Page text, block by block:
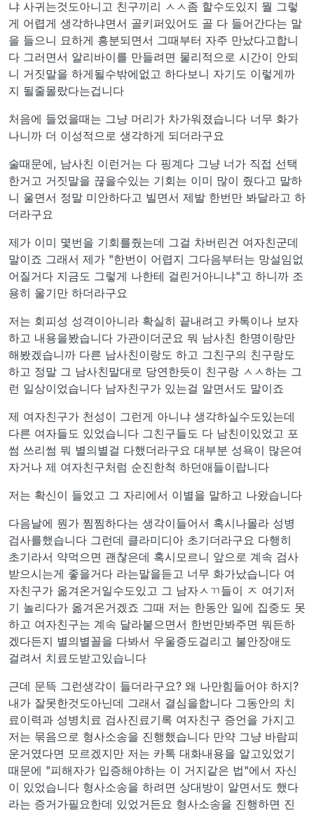
냐 사귀는것도아니고 친구끼리 ㅅㅅ좀 할수도있지 뭘 그렇
게 어렵게 생각하냐면서 골키퍼있어도 골 다 들어간다는 말
을 들으니 묘하게 흥분되면서 그때부터 자주 만났다고합니
다 그러면서 알리바이를 만들려면 물리적으로 시간이 안되
니 거짓말을 하게될수밖에없고 하다보니 자기도 이렇게까
지 될줄몰랐다는겁니다
처음에 들었을때는 그냥 머리가 차가워졌습니다 너무 화가
나니까 더 이성적으로 생각하게 되더라구요
술때문에, 남사친 이런거는 다 핑계다 그냥 너가 직접 선택
한거고 거짓말을 끊을수있는 기회는 이미 많이 줬다고 말하
니 울면서 정말 미안하다고 빌면서 제발 한번만 봐달라고 하
더라구요
제가 이미 몇번을 기회를줬는데 그걸 차버린건 여자친군데
말이죠 그래서 제가 "한번이 어렵지 그다음부터는 망설임없
어질거다 지금도 그렇게 나한테 걸린거아니냐"고 하니까 조
용히 울기만 하더라구요
저는 회피성 성격이아니라 확실히 끝내려고 카톡이나 보자
하고 내용을봤습니다 가관이더군요 뭐 남사친 한명이랑만
해봤겠습니까 다른 남사친이랑도 하고 그친구의 친구랑도
하고 정말 그 남사친말대로 당연한듯이 친구랑 ㅅㅅ하는 그
런 일상이었습니다 남자친구가 있는걸 알면서도 말이죠
제 여자친구가 천성이 그런게 아니냐 생각하실수도있는데
다른 여자들도 있었습니다 그친구들도 다 남친이있었고 포
썸 쓰리썸 뭐 별의별걸 다했더라구요 대부분 성욕이 많은여
자거나 제 여자친구처럼 순진한척 하던애들이랍니다
저는 확신이 들었고 그 자리에서 이별을 말하고 나왔습니다
다음날에 뭔가 찜찜하다는 생각이들어서 혹시나몰라 성병
검사를했습니다 그런데 클라미디아 초기더라구요 다행히
초기라서 약먹으면 괜찮은데 혹시모르니 앞으로 계속 검사
받으시는게 좋을거다 라는말을듣고 너무 화가났습니다 여
자친구가 옮겨온거일수도있고 그 남자ㅅㄲ들이 ㅈ 여기저
기 놀리다가 옮겨온거겠죠 그때 저는 한동안 일에 집중도 못
하고 여자친구는 계속 달라붙으면서 한번만봐주면 뭐든하
겠다든지 별의별꼴을 다봐서 우울증도걸리고 불안장애도
걸려서 치료도받고있습니다
근데 문뜩 그런생각이 들더라구요? 왜 나만힘들어야 하지?
내가 잘못한것도아닌데 그래서 결심을합니다 그동안의 치
료이력과 성병치료 검사진료기록 여자친구 증언을 가지고
저는 묶음으로 형사소송을 진행했습니다 만약 그냥 바람피
운거였다면 모르겠지만 저는 카톡 대화내용을 알고있었기
때문에 "피해자가 입증해야하는 이 거지같은 법"에서 자신
이 있었습니다 형사소송을 하려면 상대방이 알면서도 했다
라는 증거가필요한데 있었거든요 형사소송을 진행하면 진